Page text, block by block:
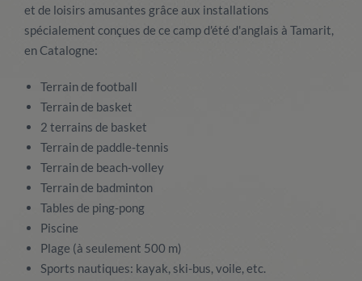
et de loisirs amusantes grâce aux installations
spécialement conçues de ce camp d'été d'anglais à Tamarit,
en Catalogne:
Terrain de football
Terrain de basket
2 terrains de basket
Terrain de paddle-tennis
Terrain de beach-volley
Terrain de badminton
Tables de ping-pong
Piscine
Plage (à seulement 500 m)
Sports nautiques: kayak, ski-bus, voile, etc.